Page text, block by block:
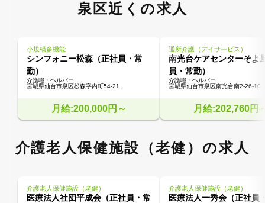
泉区近くの求人
小規模多機能
シンフォニー松森（正社員・常
勤）
介護職・ヘルパー
宮城県仙台市泉区松森字内町54-21
月給:200,000円～
通所介護（デイサービス）
南光台ケアセンターそよ
員・常勤）
介護職・ヘルパー
宮城県仙台市泉区南光台南2-26-10
月給:202,760円
介護老人保健施設（老健）の求人
介護老人保健施設（老健）
医療法人社団平成会（正社員・常
介護老人保健施設（老健）
医療法人一秀会（正社員